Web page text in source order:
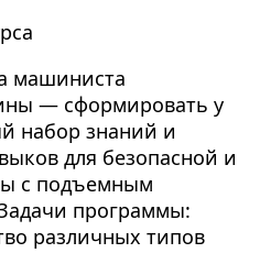
машиниста
— сформировать у
набор знаний и
для безопасной и
с подъемным
программы:
различных типов